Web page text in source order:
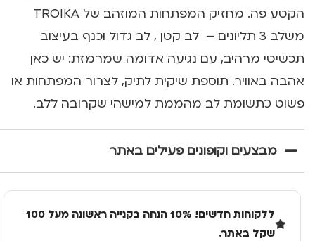
הקטע פה. מחזיק המפתחות המוזהב של TROIKA
משלב 3 תליונים – לב קטן , לב גדול וכנף בעיצוב
תכשיטי מרהיב, עם נגיעה אדומה שמרמזת: יש כאן
אהבה באוויר. תוספת שיקית לתיק, לצרור המפתחות או
פשוט כתשומת לב מהממת למישהי שקרובה ללב.
מבצעים וקופונים פעילים באתר
ללקוחות חדשים! 10% הנחה בקנייה ראשונה מעל 100
שקל באתר.